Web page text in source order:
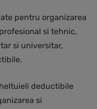
pentru organizarea
si tehnic,
si universitar,
deductibile
si